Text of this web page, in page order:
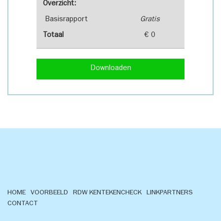
Overzicht:
Basisrapport Gratis
Totaal € 0
Downloaden
HOME VOORBEELD RDW KENTEKENCHECK
LINKPARTNERS
CONTACT